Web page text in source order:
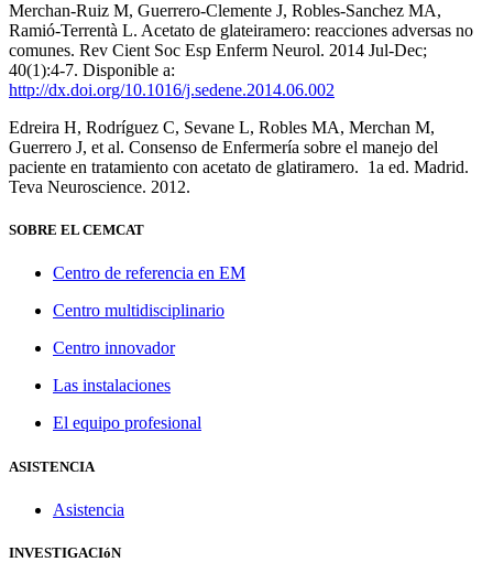
Merchan-Ruiz M, Guerrero-Clemente J, Robles-Sanchez MA,
Ramió-Terrentà L. Acetato de glateiramero: reacciones adversas no
comunes. Rev Cient Soc Esp Enferm Neurol. 2014 Jul-Dec;
40(1):4-7. Disponible a:
http://dx.doi.org/10.1016/j.sedene.2014.06.002
Edreira H, Rodríguez C, Sevane L, Robles MA, Merchan M,
Guerrero J, et al. Consenso de Enfermería sobre el manejo del
paciente en tratamiento con acetato de glatiramero. 1a ed. Madrid.
Teva Neuroscience. 2012.
SOBRE EL CEMCAT
Centro de referencia en EM
Centro multidisciplinario
Centro innovador
Las instalaciones
El equipo profesional
ASISTENCIA
Asistencia
INVESTIGACIóN